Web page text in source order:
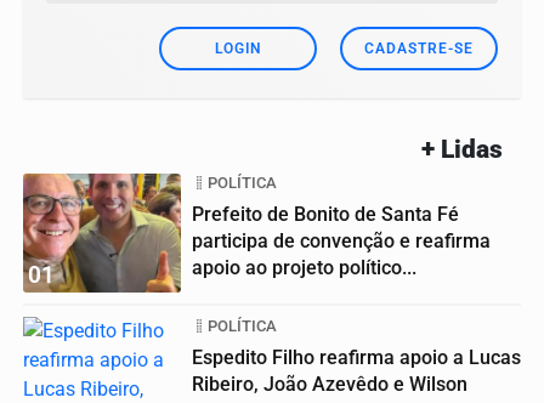
LOGIN CADASTRE-SE
+ Lidas
01
POLÍTICA
Prefeito de Bonito de Santa Fé
participa de convenção e reafirma
apoio ao projeto político...
POLÍTICA
Espedito Filho reafirma apoio a Lucas
Ribeiro, João Azevêdo e Wilson